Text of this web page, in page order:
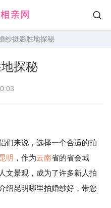
纱摄影胜地探秘
探秘
来说，选择一个合适的拍
明 ，作为云南省的省会城
文景观，成为了许多新人拍
绍昆明哪里拍婚纱好，带您